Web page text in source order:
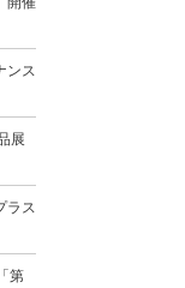
ンス
展
ラス
第